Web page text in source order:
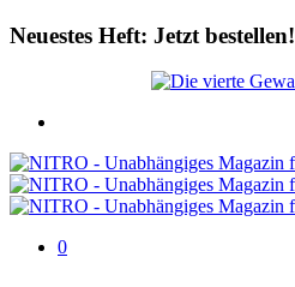
Neuestes Heft: Jetzt bestellen!
0